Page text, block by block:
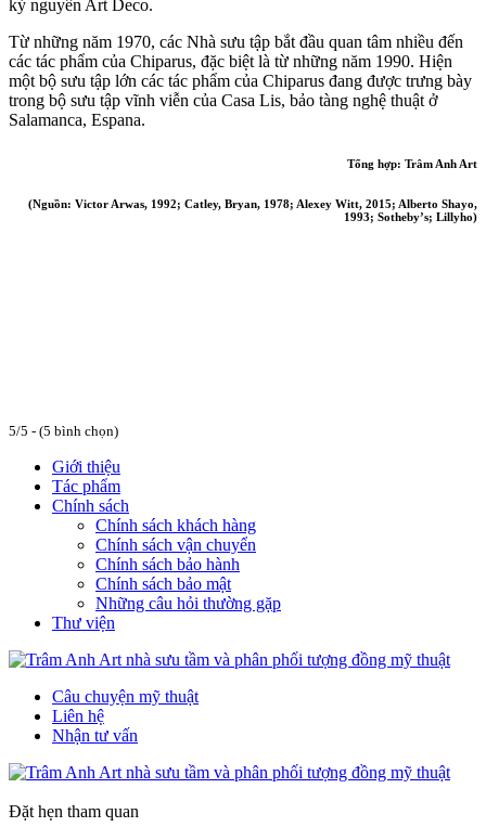
kỷ nguyên Art Deco.
Từ những năm 1970, các Nhà sưu tập bắt đầu quan tâm nhiều đến
các tác phẩm của Chiparus, đặc biệt là từ những năm 1990. Hiện
một bộ sưu tập lớn các tác phẩm của Chiparus đang được trưng bày
trong bộ sưu tập vĩnh viễn của Casa Lis, bảo tàng nghệ thuật ở
Salamanca, Espana.
Tổng hợp: Trâm Anh Art
(Nguồn: Victor Arwas, 1992; Catley, Bryan, 1978; Alexey Witt, 2015; Alberto Shayo,
1993; Sotheby’s; Lillyho)
5/5 - (5 bình chọn)
Giới thiệu
Tác phẩm
Chính sách
Chính sách khách hàng
Chính sách vận chuyển
Chính sách bảo hành
Chính sách bảo mật
Những câu hỏi thường gặp
Thư viện
Câu chuyện mỹ thuật
Liên hệ
Nhận tư vấn
Đặt hẹn tham quan